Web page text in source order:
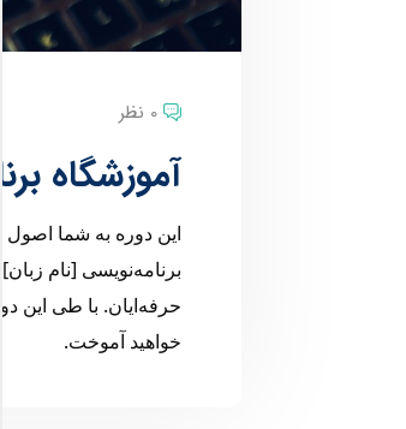
0 نظر
آموزشگاه
این دوره به شما اصول
برنامه‌نویسی [نام
حرفه‌ایان. با طی این
خواهید آموخت.